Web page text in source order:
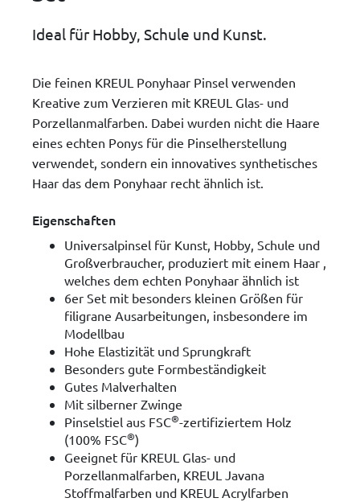
Ideal für Hobby, Schule und Kunst.
Die feinen KREUL Ponyhaar Pinsel verwenden
Kreative zum Verzieren mit KREUL Glas- und
Porzellanmalfarben. Dabei wurden nicht die Haare
eines echten Ponys für die Pinselherstellung
verwendet, sondern ein innovatives synthetisches
Haar das dem Ponyhaar recht ähnlich ist.
Eigenschaften
Universalpinsel für Kunst, Hobby, Schule und
Großverbraucher, produziert mit einem Haar ,
welches dem echten Ponyhaar ähnlich ist
6er Set mit besonders kleinen Größen für
filigrane Ausarbeitungen, insbesondere im
Modellbau
Hohe Elastizität und Sprungkraft
Besonders gute Formbeständigkeit
Gutes Malverhalten
Mit silberner Zwinge
Pinselstiel aus FSC®-zertifiziertem Holz
(100% FSC®)
Geeignet für KREUL Glas- und
Porzellanmalfarben, KREUL Javana
Stoffmalfarben und KREUL Acrylfarben